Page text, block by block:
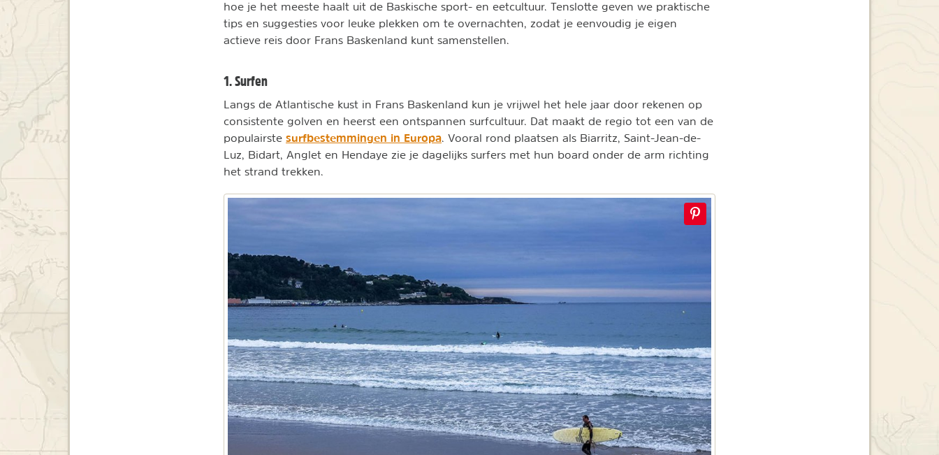
hoe je het meeste haalt uit de Baskische sport- en eetcultuur. Tenslotte geven we praktische
tips en suggesties voor leuke plekken om te overnachten, zodat je eenvoudig je eigen
actieve reis door Frans Baskenland kunt samenstellen.
1. Surfen
Langs de Atlantische kust in Frans Baskenland kun je vrijwel het hele jaar door rekenen op
consistente golven en heerst een ontspannen surfcultuur. Dat maakt de regio tot een van de
populairste surfbestemmingen in Europa. Vooral rond plaatsen als Biarritz, Saint-Jean-de-
Luz, Bidart, Anglet en Hendaye zie je dagelijks surfers met hun board onder de arm richting
het strand trekken.